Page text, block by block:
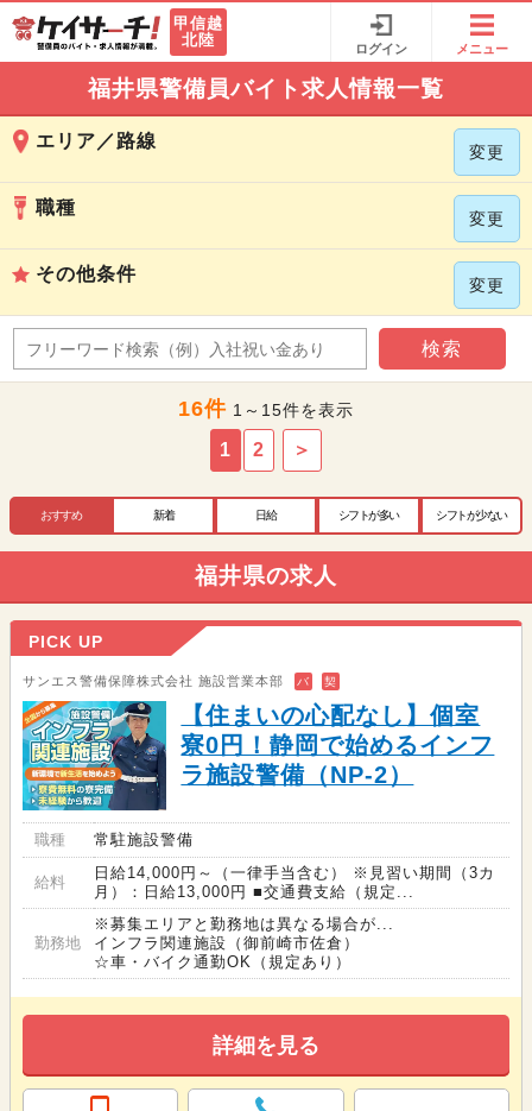
甲信越
北陸
ログイン メニュー
福井県警備員バイト求人情報一覧
エリア／路線
変更
職種
変更
その他条件
変更
検索
16件 1～15件を表示
1 2 ＞
おすすめ 新着 日給 シフトが多い シフトが少ない
福井県の求人
PICK UP
サンエス警備保障株式会社 施設営業本部 バ 契
【住まいの心配なし】個室
寮0円！静岡で始めるインフ
ラ施設警備（NP-2）
職種 常駐施設警備
給料
日給14,000円～（一律手当含む） ※見習い期間（3カ
月）：日給13,000円 ■交通費支給（規定...
勤務地
※募集エリアと勤務地は異なる場合が...
インフラ関連施設（御前崎市佐倉）
☆車・バイク通勤OK（規定あり）
詳細を見る